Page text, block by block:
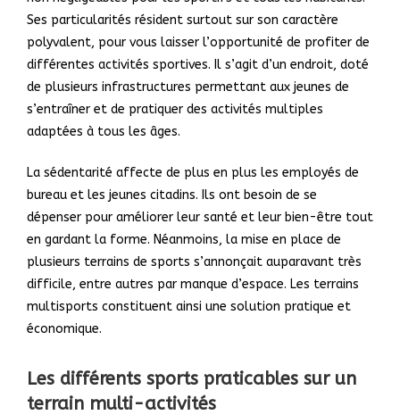
Ses particularités résident surtout sur son caractère
polyvalent, pour vous laisser l’opportunité de profiter de
différentes activités sportives. Il s’agit d’un endroit, doté
de plusieurs infrastructures permettant aux jeunes de
s’entraîner et de pratiquer des activités multiples
adaptées à tous les âges.
La sédentarité affecte de plus en plus les employés de
bureau et les jeunes citadins. Ils ont besoin de se
dépenser pour améliorer leur santé et leur bien-être tout
en gardant la forme. Néanmoins, la mise en place de
plusieurs terrains de sports s’annonçait auparavant très
difficile, entre autres par manque d’espace. Les terrains
multisports constituent ainsi une solution pratique et
économique.
Les différents sports praticables sur un
terrain multi-activités